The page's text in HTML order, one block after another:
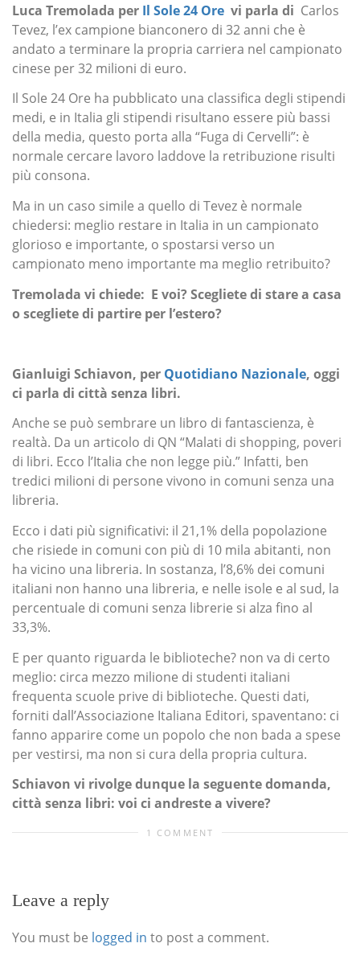
Luca Tremolada per Il Sole 24 Ore vi parla di Carlos
Tevez, l’ex campione bianconero di 32 anni che è
andato a terminare la propria carriera nel campionato
cinese per 32 milioni di euro.
Il Sole 24 Ore ha pubblicato una classifica degli stipendi
medi, e in Italia gli stipendi risultano essere più bassi
della media, questo porta alla “Fuga di Cervelli”: è
normale cercare lavoro laddove la retribuzione risulti
più consona.
Ma in un caso simile a quello di Tevez è normale
chiedersi: meglio restare in Italia in un campionato
glorioso e importante, o spostarsi verso un
campionato meno importante ma meglio retribuito?
Tremolada vi chiede: E voi? Scegliete di stare a casa
o scegliete di partire per l’estero?
Gianluigi Schiavon, per Quotidiano Nazionale, oggi
ci parla di città senza libri.
Anche se può sembrare un libro di fantascienza, è
realtà. Da un articolo di QN “Malati di shopping, poveri
di libri. Ecco l’Italia che non legge più.” Infatti, ben
tredici milioni di persone vivono in comuni senza una
libreria.
Ecco i dati più significativi: il 21,1% della popolazione
che risiede in comuni con più di 10 mila abitanti, non
ha vicino una libreria. In sostanza, l’8,6% dei comuni
italiani non hanno una libreria, e nelle isole e al sud, la
percentuale di comuni senza librerie si alza fino al
33,3%.
E per quanto riguarda le biblioteche? non va di certo
meglio: circa mezzo milione di studenti italiani
frequenta scuole prive di biblioteche. Questi dati,
forniti dall’Associazione Italiana Editori, spaventano: ci
fanno apparire come un popolo che non bada a spese
per vestirsi, ma non si cura della propria cultura.
Schiavon vi rivolge dunque la seguente domanda,
città senza libri: voi ci andreste a vivere?
1 COMMENT
Leave a reply
You must be logged in to post a comment.